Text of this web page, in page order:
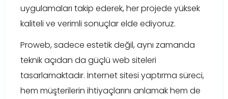
uygulamaları takip ederek, her projede yüksek
kaliteli ve verimli sonuçlar elde ediyoruz.
Proweb, sadece estetik değil, aynı zamanda
teknik açıdan da güçlü web siteleri
tasarlamaktadır. İnternet sitesi yaptırma süreci,
hem müşterilerin ihtiyaçlarını anlamak hem de